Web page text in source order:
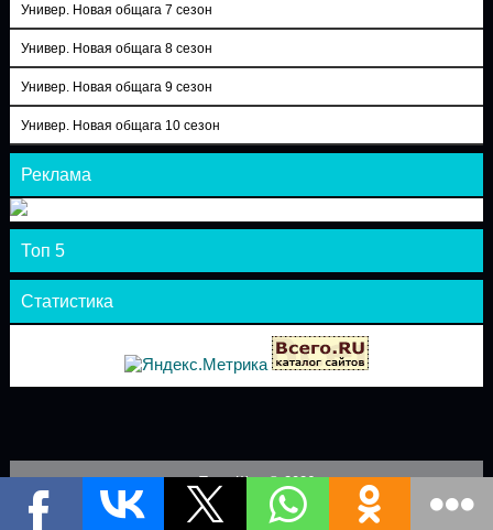
Универ. Новая общага 7 сезон
Универ. Новая общага 8 сезон
Универ. Новая общага 9 сезон
Универ. Новая общага 10 сезон
Реклама
Топ 5
Статистика
Теле-Шоу © 2026